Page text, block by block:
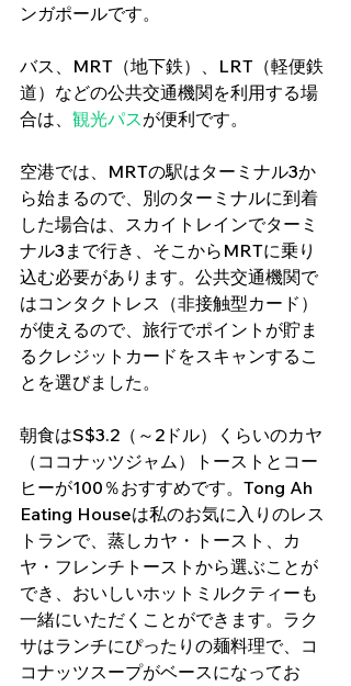
ンガポールです。
バス、MRT（地下鉄）、LRT（軽便鉄
道）などの公共交通機関を利用する場
合は、 観光パスが便利です。
空港では、MRTの駅はターミナル3か
ら始まるので、別のターミナルに到着
した場合は、スカイトレインでターミ
ナル3まで行き、そこからMRTに乗り
込む必要があります。公共交通機関で
はコンタクトレス（非接触型カード）
が使えるので、旅行でポイントが貯ま
るクレジットカードをスキャンするこ
とを選びました。
朝食はS$3.2（～2ドル）くらいのカヤ
（ココナッツジャム）トーストとコー
ヒーが100％おすすめです。Tong Ah
Eating Houseは私のお気に入りのレス
トランで、蒸しカヤ・トースト、カ
ヤ・フレンチトーストから選ぶことが
でき、おいしいホットミルクティーも
一緒にいただくことができます。ラク
サはランチにぴったりの麺料理で、コ
コナッツスープがベースになってお